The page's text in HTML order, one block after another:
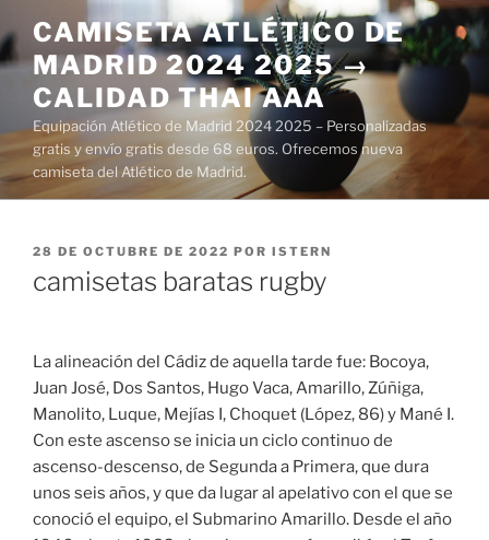
al
contenido
CAMISETA ATLÉTICO DE
MADRID 2024 2025 →
CALIDAD THAI AAA
Equipación Atlético de Madrid 2024 2025 – Personalizadas
gratis y envío gratis desde 68 euros. Ofrecemos nueva
camiseta del Atlético de Madrid.
PUBLICADO
28 DE OCTUBRE DE 2022 POR ISTERN
camisetas baratas rugby
La alineación del Cádiz de aquella tarde fue: Bocoya,
Juan José, Dos Santos, Hugo Vaca, Amarillo, Zúñiga,
Manolito, Luque, Mejías I, Choquet (López, 86) y Mané I.
Con este ascenso se inicia un ciclo continuo de
ascenso-descenso, de Segunda a Primera, que dura
unos seis años, y que da lugar al apelativo con el que se
conoció el equipo, el Submarino Amarillo. Desde el año